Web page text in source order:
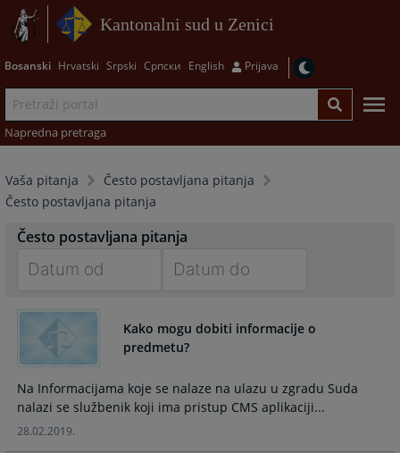
Kantonalni sud u Zenici
Bosanski Hrvatski Srpski Српски English Prijava
Napredna pretraga
Vaša pitanja
Često postavljana pitanja
Često postavljana pitanja
Često postavljana pitanja
forward
interact
the
calendar
and
forward
to
the
calendar
Kako mogu dobiti informacije o
predmetu?
Na Informacijama koje se nalaze na ulazu u zgradu Suda
nalazi se službenik koji ima pristup CMS aplikaciji...
28.02.2019.